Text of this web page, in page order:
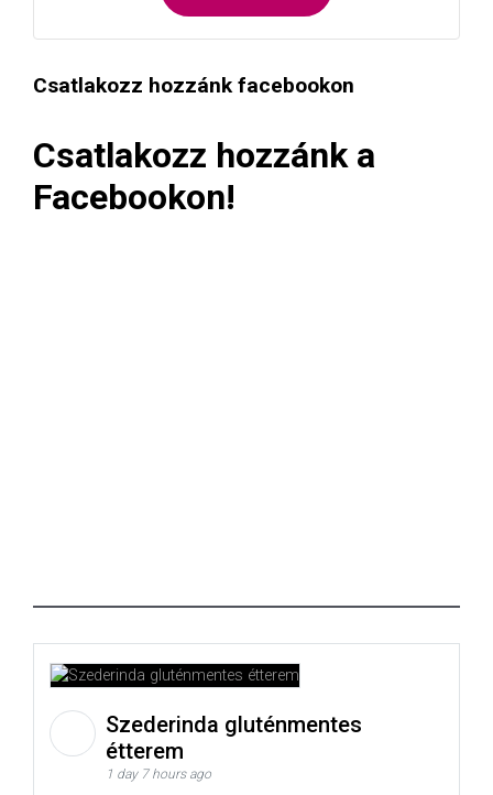
Csatlakozz hozzánk facebookon
Csatlakozz hozzánk a
Facebookon!
Szederinda gluténmentes
étterem
1 day 7 hours ago